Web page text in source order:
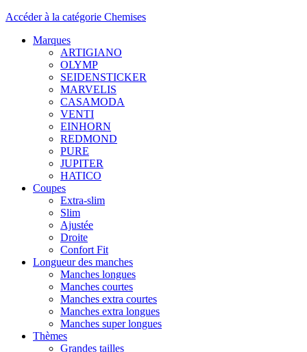
Accéder à la catégorie Chemises
Marques
ARTIGIANO
OLYMP
SEIDENSTICKER
MARVELIS
CASAMODA
VENTI
EINHORN
REDMOND
PURE
JUPITER
HATICO
Coupes
Extra-slim
Slim
Ajustée
Droite
Confort Fit
Longueur des manches
Manches longues
Manches courtes
Manches extra courtes
Manches extra longues
Manches super longues
Thèmes
Grandes tailles